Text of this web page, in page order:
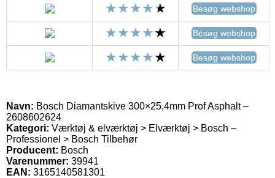
Besøg webshop
Besøg webshop
Besøg webshop
Navn: Bosch Diamantskive 300×25,4mm Prof Asphalt –
2608602624
Kategori: Værktøj & elværktøj > Elværktøj > Bosch –
Professionel > Bosch Tilbehør
Producent: Bosch
Varenummer: 39941
EAN: 3165140581301